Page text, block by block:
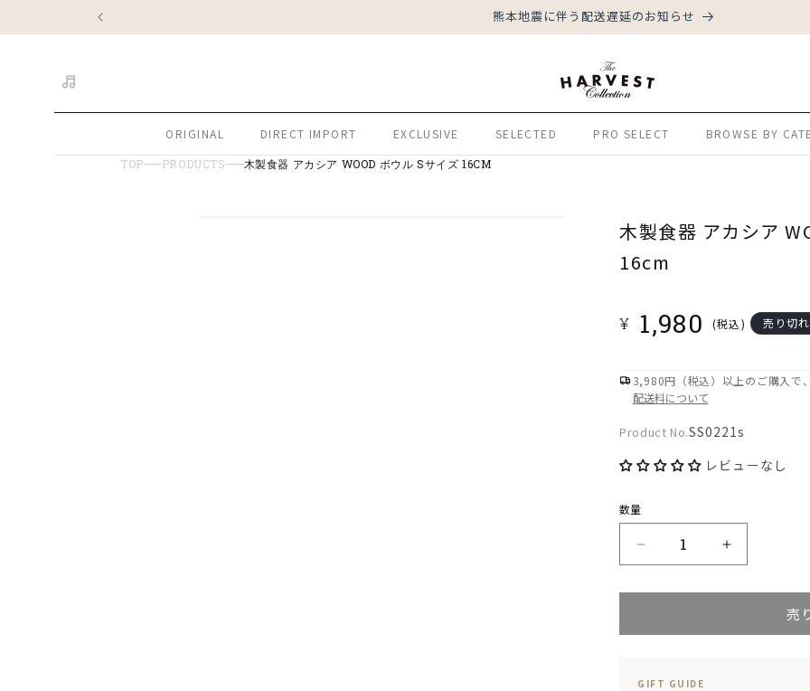
進む
熊本地震に伴う配送遅延のお知らせ
ORIGINAL DIRECT IMPORT EXCLUSIVE SELECTED PRO SELECT BROWSE BY
TOP PRODUCTS 木製食器 アカシア WOOD ボウル Sサイズ 16CM
木製食器 アカシア
16cm
通
格
¥ 1,980 (税込) 売り切れ
3,980円（税込）以上のご購入で
配送料について
Product
No.:
Product No.SS0221s
レビューなし
数量
製
ア
木
製
売
GIFT GUIDE